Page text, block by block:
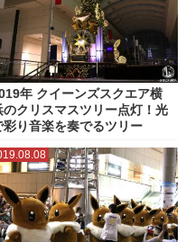
年 クイーンズスクエア横
のクリスマスツリー点灯！光
彩り音楽を奏でるツリー